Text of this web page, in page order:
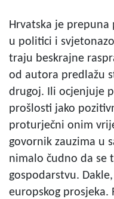
Hrvatska je
u politici i
traju beskrajne
od autora predlažu
drugoj. Ili ocjenjuje
prošlosti jako
proturječni onim
govornik zauzima u
nimalo čudno da se
gospodarstvu.
europskog prosjeka.